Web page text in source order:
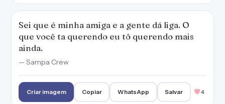
Sei que é minha amiga e a gente dá liga. O
que você ta querendo eu tô querendo mais
ainda.
— Sampa Crew
Criar imagem Copiar WhatsApp Salvar 4